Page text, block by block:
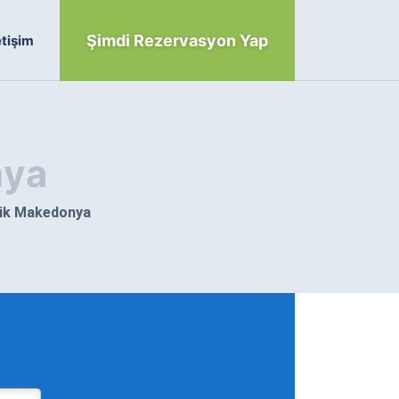
Şimdi Rezervasyon Yap
Makedonya